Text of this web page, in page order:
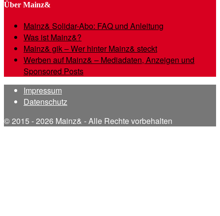
Über Mainz&
Mainz& Solidar-Abo: FAQ und Anleitung
Was ist Mainz&?
Mainz& gik – Wer hinter Mainz& steckt
Werben auf Mainz& – Mediadaten, Anzeigen und
Sponsored Posts
Impressum
Datenschutz
© 2015 - 2026 Mainz& - Alle Rechte vorbehalten